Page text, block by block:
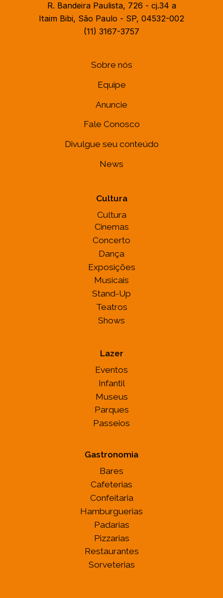
R. Bandeira Paulista, 726 - cj.34 a
Itaim Bibi, São Paulo - SP, 04532-002
(11) 3167-3757
Sobre nós
Equipe
Anuncie
Fale Conosco
Divulgue seu conteúdo
News
Cultura
Cultura
Cinemas
Concerto
Dança
Exposições
Musicais
Stand-Up
Teatros
Shows
Lazer
Eventos
Infantil
Museus
Parques
Passeios
Gastronomia
Bares
Cafeterias
Confeitaria
Hamburguerias
Padarias
Pizzarias
Restaurantes
Sorveterias